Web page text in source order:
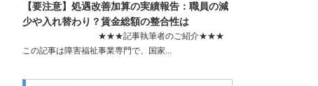
【要注意】処遇改善加算の実績報告：職員の減
少や入れ替わり？賃金総額の整合性は
★★★記事執筆者のご紹介★★★
この記事は障害福祉事業専門で、国家...